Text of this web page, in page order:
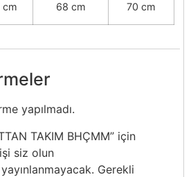
cm 68 cm 70 cm
yapılmadı.
TAKIM BHÇMM” için
siz olun
Gerekli